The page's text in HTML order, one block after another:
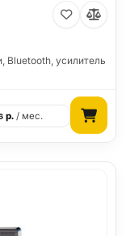
Bluetooth, усилитель
р. / мес.